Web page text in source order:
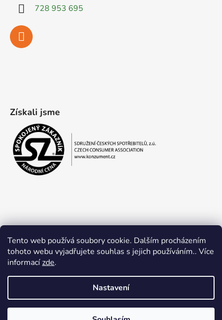
Tento web používá soubory cookie. Dalším procházením
tohoto webu vyjadřujete souhlas s jejich používáním.. Více
informacízde.
Nastavení
728 953 695
Získali jsme
Obchodní podmínky Ochrana osobních údajů